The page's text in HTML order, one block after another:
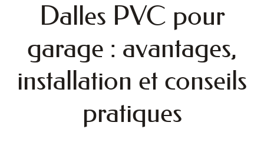
Dalles PVC pour
garage : avantages,
installation et conseils
pratiques